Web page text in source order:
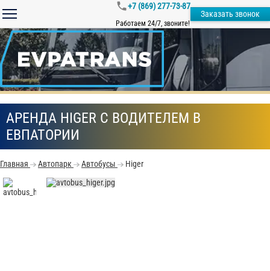
+7 (869) 277-73-87
Работаем 24/7, звоните!
Заказать звонок
АРЕНДА HIGER С ВОДИТЕЛЕМ В
ЕВПАТОРИИ
Главная Автопарк Автобусы Higer